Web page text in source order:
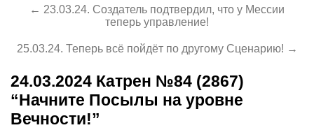
← 23.03.24. Создатель подтвердил, что у Мессии
теперь управление!
25.03.24. Теперь всё пойдёт по другому Сценарию! →
24.03.2024 Катрен №84 (2867)
“Начните Посылы на уровне
Вечности!”